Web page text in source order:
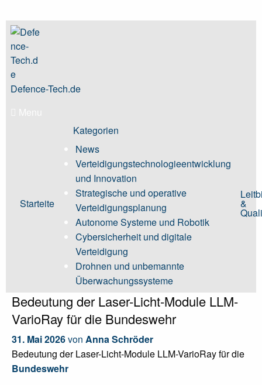
Skip
content
Defence-Tech.de
Menu
Starteite
Kategorien
News
Verteidigungstechnologieentwicklung
und Innovation
Strategische und operative
Verteidigungsplanung
Autonome Systeme und Robotik
Cybersicherheit und digitale
Verteidigung
Drohnen und unbemannte
Überwachungssysteme
&
Bedeutung der Laser-Licht-Module LLM-
VarioRay für die Bundeswehr
31. Mai 2026von Anna Schröder
Bedeutung der Laser-Licht-Module LLM-VarioRay für die
Bundeswehr